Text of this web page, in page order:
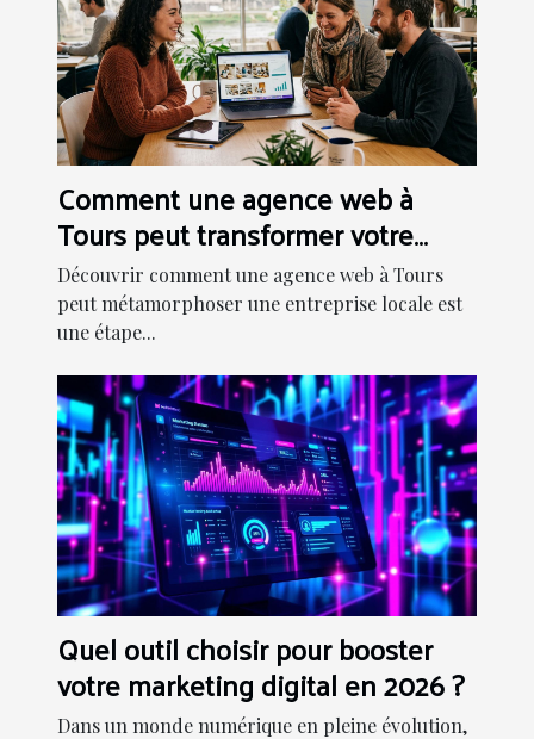
Comment une agence web à
Tours peut transformer votre
entreprise locale
Découvrir comment une agence web à Tours
peut métamorphoser une entreprise locale est
une étape...
Quel outil choisir pour booster
votre marketing digital en 2026 ?
Dans un monde numérique en pleine évolution,